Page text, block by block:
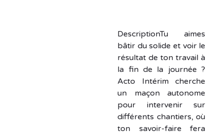
DescriptionTu aimes
bâtir du solide et voir le
résultat de ton travail à
la fin de la journée ?
Acto Intérim cherche
un maçon autonome
pour intervenir sur
différents chantiers, où
ton savoir-faire fera